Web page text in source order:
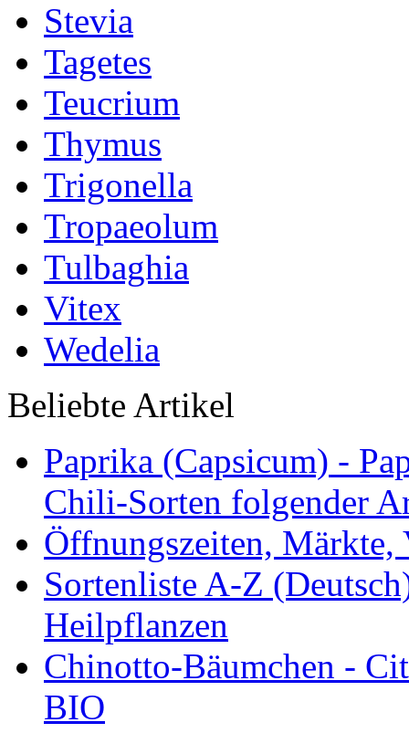
Stevia
Tagetes
Teucrium
Thymus
Trigonella
Tropaeolum
Tulbaghia
Vitex
Wedelia
Beliebte Artikel
Paprika (Capsicum) -
Chili-Sorten folgender
Öffnungszeiten, Märkte,
Sortenliste A-Z
Heilpflanzen
Chinotto-Bäumchen -
BIO